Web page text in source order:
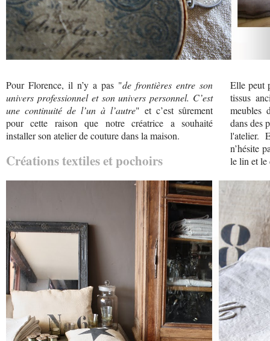
Pour Florence, il n’y a pas "de frontières entre son
univers professionnel et son univers personnel. C’est
une continuité de l’un à l’autre" et c’est sûrement
pour cette raison que notre créatrice a souhaité
installer son atelier de couture dans la maison.
Créations textiles et pochoirs
Elle peut
tissus
meubles
dans des
l'atelier.
n’hésite
le lin et le